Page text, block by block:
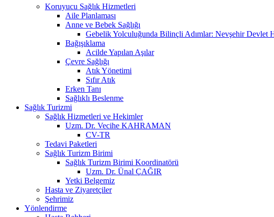
Koruyucu Sağlık Hizmetleri
Aile Planlaması
Anne ve Bebek Sağlığı
Gebelik Yolculuğunda Bilinçli Adımlar: Nevşehir Devlet
Bağışıklama
Acilde Yapılan Aşılar
Çevre Sağlığı
Atık Yönetimi
Sıfır Atık
Erken Tanı
Sağlıklı Beslenme
Sağlık Turizmi
Sağlık Hizmetleri ve Hekimler
Uzm. Dr. Vecihe KAHRAMAN
CV-TR
Tedavi Paketleri
Sağlık Turizm Birimi
Sağlık Turizm Birimi Koordinatörü
Uzm. Dr. Ünal ÇAĞIR
Yetki Belgemiz
Hasta ve Ziyaretçiler
Şehrimiz
Yönlendirme